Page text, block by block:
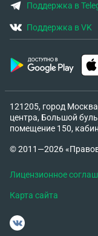
Поддержка в
Поддержка в VK
121205, город
центра, Большой
помещение 150,
© 2011—2026
Лицензионное
Карта сайта